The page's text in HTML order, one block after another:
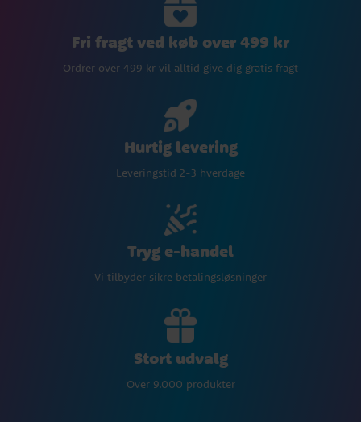
Fri fragt ved køb over 499 kr
Ordrer over 499 kr vil alltid give dig gratis fragt
Hurtig levering
Leveringstid 2-3 hverdage
Tryg e-handel
Vi tilbyder sikre betalingsløsninger
Stort udvalg
Over 9.000 produkter